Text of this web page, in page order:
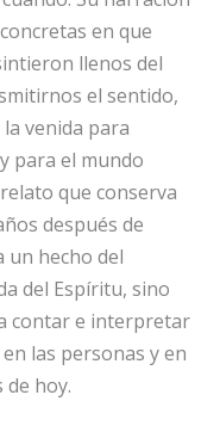
en que
llenos del
el sentido,
la venida para
para el mundo
que conserva
después de
un hecho del
del Espíritu, sino
contar e interpretar
las personas y en
hoy.